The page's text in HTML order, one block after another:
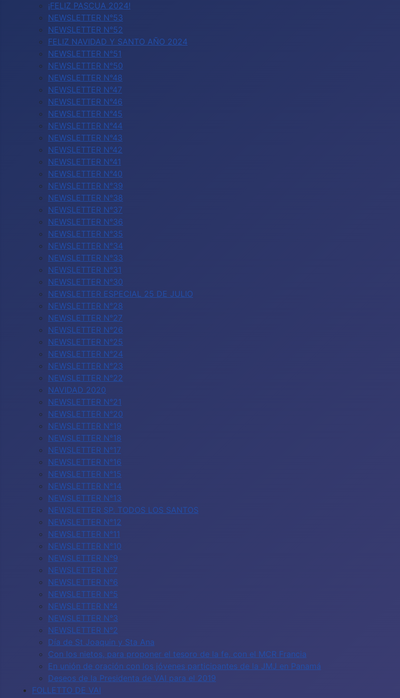
¡FELIZ PASCUA 2024!
NEWSLETTER N°53
NEWSLETTER N°52
FELIZ NAVIDAD Y SANTO AÑO 2024
NEWSLETTER N°51
NEWSLETTER N°50
NEWSLETTER N°48
NEWSLETTER N°47
NEWSLETTER N°46
NEWSLETTER N°45
NEWSLETTER N°44
NEWSLETTER N°43
NEWSLETTER N°42
NEWSLETTER N°41
NEWSLETTER N°40
NEWSLETTER N°39
NEWSLETTER N°38
NEWSLETTER N°37
NEWSLETTER N°36
NEWSLETTER N°35
NEWSLETTER N°34
NEWSLETTER N°33
NEWSLETTER N°31
NEWSLETTER N°30
NEWSLETTER ESPECIAL 25 DE JULIO
NEWSLETTER N°28
NEWSLETTER N°27
NEWSLETTER N°26
NEWSLETTER N°25
NEWSLETTER N°24
NEWSLETTER N°23
NEWSLETTER N°22
NAVIDAD 2020
NEWSLETTER N°21
NEWSLETTER N°20
NEWSLETTER N°19
NEWSLETTER N°18
NEWSLETTER N°17
NEWSLETTER N°16
NEWSLETTER N°15
NEWSLETTER N°14
NEWSLETTER N°13
NEWSLETTER SP. TODOS LOS SANTOS
NEWSLETTER N°12
NEWSLETTER N°11
NEWSLETTER N°10
NEWSLETTER N°9
NEWSLETTER N°7
NEWSLETTER N°6
NEWSLETTER N°5
NEWSLETTER N°4
NEWSLETTER N°3
NEWSLETTER N°2
Día de St Joaquin y Sta Ana
Con los nietos, para proponer el tesoro de la fe, con el MCR Francia
En unión de oración con los jóvenes participantes de la JMJ en Panamá
Deseos de la Presidenta de VAI para el 2019
FOLLETTO DE VAI